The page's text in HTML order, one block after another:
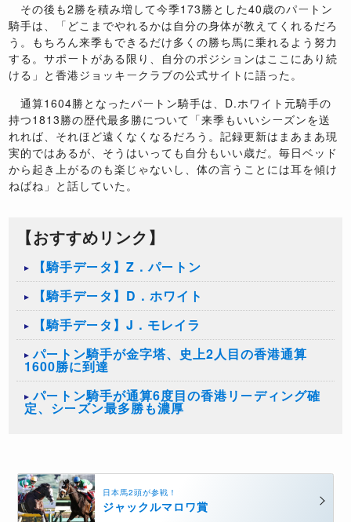
その後も2勝を積み増して今季173勝とした40歳のパートン
騎手は、「どこまでやれるかは自分の身体が教えてくれるだろ
う。もちろん来季もできるだけ多くの勝ち馬に乗れるよう努力
する。サポートがある限り、自分のポジションはここにあり続
ける」と香港ジョッキークラブの公式サイトに語った。
通算1604勝となったパートン騎手は、D.ホワイト元騎手の
持つ1813勝の歴代最多勝について「来季もいいシーズンを送
れれば、それほど遠くなくなるだろう。記録更新はまあまあ現
実的ではあるが、そうはいっても自分もいい歳だ。毎日ベッド
から起き上がるのも楽じゃないし、体の言うことには耳を傾け
ねばね」と話していた。
【おすすめリンク】
【騎手データ】Z．パートン
【騎手データ】D．ホワイト
【騎手データ】J．モレイラ
パートン騎手が金字塔、史上2人目の香港通算
1600勝に到達
パートン騎手が通算6度目の香港リーディング確
定、シーズン最多勝も濃厚
日本馬2頭が参戦！
ジャックルマロワ賞